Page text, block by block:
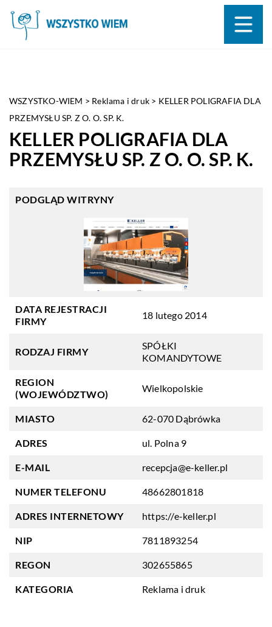
WSZYSTKO-WIEM > Reklama i druk > KELLER POLIGRAFIA DLA
PRZEMYSŁU SP. Z O. O. SP. K.
KELLER POLIGRAFIA DLA
PRZEMYSŁU SP. Z O. O. SP. K.
PODGLĄD WITRYNY
DATA REJESTRACJI
FIRMY
18 lutego 2014
RODZAJ FIRMY
SPÓŁKI
KOMANDYTOWE
REGION
(WOJEWÓDZTWO)
Wielkopolskie
MIASTO 62-070 Dąbrówka
ADRES ul. Polna 9
E-MAIL recepcja@e-keller.pl
NUMER TELEFONU 48662801818
ADRES INTERNETOWY https://e-keller.pl
NIP 7811893254
REGON 302655865
KATEGORIA Reklama i druk